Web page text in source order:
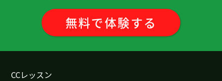
無料で体験する
CCレッスン